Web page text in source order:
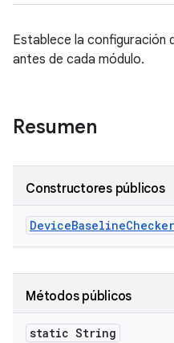
Establece la configuración
antes de cada módulo.
Resumen
Constructores públicos
DeviceBaselineChecker
Métodos públicos
static String